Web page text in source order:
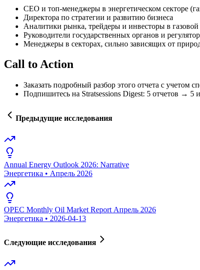
СЕО и топ-менеджеры в энергетическом секторе
Директора по стратегии и развитию бизнеса
Аналитики рынка, трейдеры и инвесторы в газовой
Руководители государственных органов и
Менеджеры в секторах, сильно зависящих от
Call to Action
Заказать подробный разбор этого отчета с учетом
Подпишитесь на Stratsessions Digest: 5 отчетов →
Предыдущие исследования
Annual Energy Outlook 2026: Narrative
Энергетика • Апрель 2026
OPEC Monthly Oil Market Report Апрель 2026
Энергетика • 2026-04-13
Следующие исследования